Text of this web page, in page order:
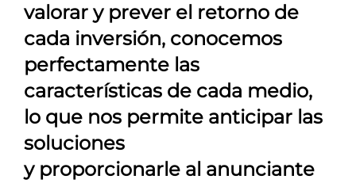
valorar y prever el retorno de
cada inversión, conocemos
perfectamente las
características de cada medio,
lo que nos permite anticipar las
soluciones
y proporcionarle al anunciante